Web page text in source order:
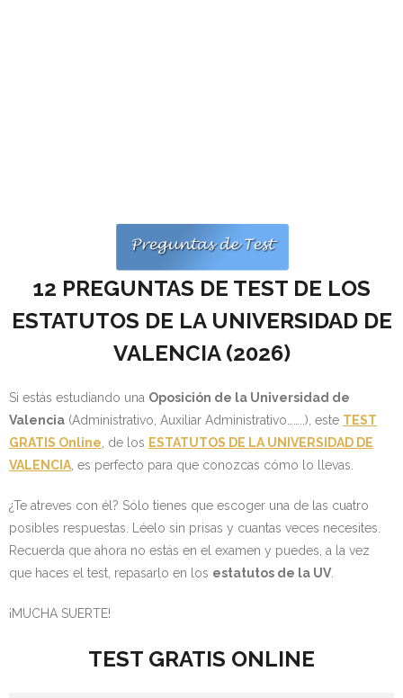
- OPOSICIÓN Gestión Procesal, turno libre – 2025
- OPOSICIÓN Auxiliar Administrativo del Estado - 2024
- Seguridad Social
- - OPOSICIÓN Gestión Seguridad Social – 2025
- - OPOSICIÓN Administrativo Seguridad Social – 2025
- - OPOSICIÓN Administrativo Seguridad Social - 2024
- Andalucía
- - TEST de Auxiliar Administrativo SAS 2026
12 PREGUNTAS DE TEST DE LOS
ESTATUTOS DE LA UNIVERSIDAD DE
VALENCIA (2026)
Si estás estudiando una Oposición de la Universidad de
Valencia (Administrativo, Auxiliar Administrativo……..), este TEST
GRATIS Online , de los ESTATUTOS DE LA UNIVERSIDAD DE
VALENCIA , es perfecto para que conozcas cómo lo llevas.
¿Te atreves con él? Sólo tienes que escoger una de las cuatro
posibles respuestas. Léelo sin prisas y cuantas veces necesites.
Recuerda que ahora no estás en el examen y puedes, a la vez
que haces el test, repasarlo en los estatutos de la UV.
¡MUCHA SUERTE!
TEST GRATIS ONLINE